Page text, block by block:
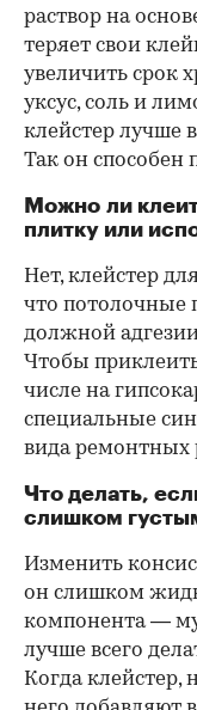
раствор на
теряет свои
увеличить срок
уксус, соль и
клейстер лучше
Так он способен
Можно ли
плитку или
Нет, клейстер
что потолочные
должной
Чтобы
числе на
специальные
вида ремонтных
Что делать,
слишком
Изменить
он слишком
компонента —
лучше всего
Когда клейстер,